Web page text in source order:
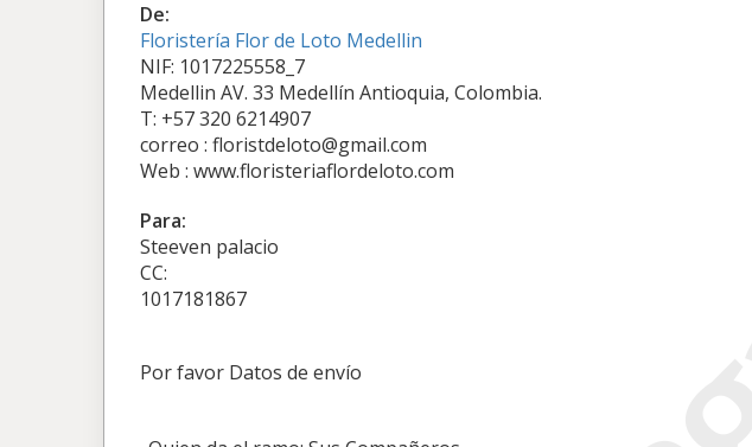
De:
Floristería Flor de Loto Medellin
NIF: 1017225558_7
Medellin AV. 33 Medellín Antioquia, Colombia.
T: +57 320 6214907
correo : floristdeloto@gmail.com
Web : www.floristeriaflordeloto.com
Para:
Steeven palacio
CC:
1017181867
Por favor Datos de envío